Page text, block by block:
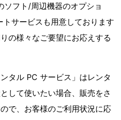
ソフト/周辺機器のオプショ
サービスも用意しております
の様々なご要望にお応えする
タル PC サービス」はレンタ
して使いたい場合、販売をさ
で、お客様のご利用状況に応